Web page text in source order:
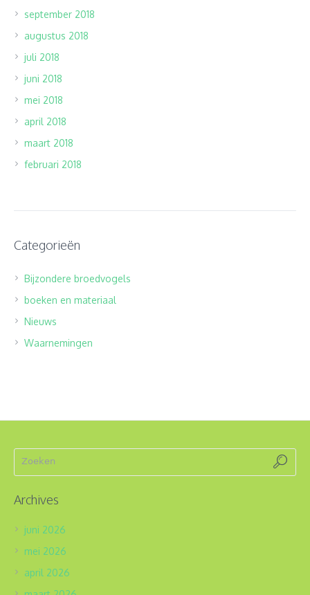
september 2018
augustus 2018
juli 2018
juni 2018
mei 2018
april 2018
maart 2018
februari 2018
Categorieën
Bijzondere broedvogels
boeken en materiaal
Nieuws
Waarnemingen
Archives
juni 2026
mei 2026
april 2026